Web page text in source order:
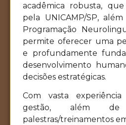
acadêmica robusta,
pela UNICAMP/SP,
Programação
permite oferecer uma
e profundamente
desenvolvimento
decisões estratégicas.
Com vasta
gestão, além
palestras/treinamentos